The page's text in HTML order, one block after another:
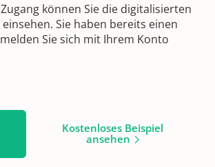
können Sie die digitalisierten
Sie haben bereits einen
Sie sich mit Ihrem Konto
Kostenloses Beispiel
ansehen